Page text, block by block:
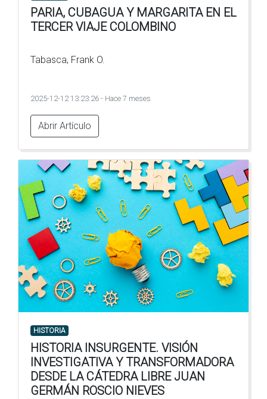
PARIA, CUBAGUA Y MARGARITA EN EL
TERCER VIAJE COLOMBINO
Tabasca, Frank O.
2025-12-12 13:23:26 - Hace 7 meses
Abrir Artículo
HISTORIA
HISTORIA INSURGENTE. VISIÓN
INVESTIGATIVA Y TRANSFORMADORA
DESDE LA CÁTEDRA LIBRE JUAN
GERMÁN ROSCIO NIEVES